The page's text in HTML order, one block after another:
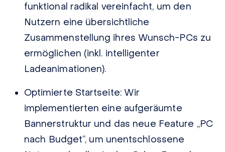
funktional radikal vereinfacht, um den
Nutzern eine übersichtliche
Zusammenstellung ihres Wunsch-PCs zu
ermöglichen (inkl. intelligenter
Ladeanimationen).
Optimierte Startseite:Wir
implementierten eine aufgeräumte
Bannerstruktur und das neue Feature „PC
nach Budget“, um unentschlossene